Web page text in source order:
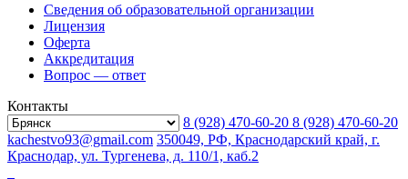
Сведения об образовательной организации
Лицензия
Оферта
Аккредитация
Вопрос — ответ
Контакты
8 (928) 470-60-20 8 (928) 470-60-20
kachestvo93@gmail.com 350049, РФ, Краснодарский край, г.
Краснодар, ул. Тургенева, д. 110/1, каб.2